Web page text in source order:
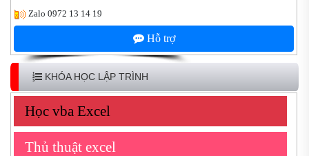
Zalo 0972 13 14 19
Hỗ trợ
KHÓA HỌC LẬP TRÌNH
Học vba Excel
Thủ thuật excel